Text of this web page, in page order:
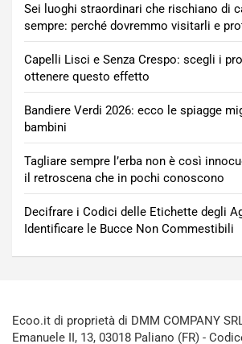
Sei luoghi straordinari che rischiano di
sempre: perché dovremmo visitarli e
Capelli Lisci e Senza Crespo: scegli i
ottenere questo effetto
Bandiere Verdi 2026: ecco le spiagge
bambini
Tagliare sempre l’erba non è così
il retroscena che in pochi conoscono
Decifrare i Codici delle Etichette degli
Identificare le Bucce Non Commestibili
Ecoo.it di proprietà di DMM COMPANY
Emanuele II, 13, 03018 Paliano (FR) -